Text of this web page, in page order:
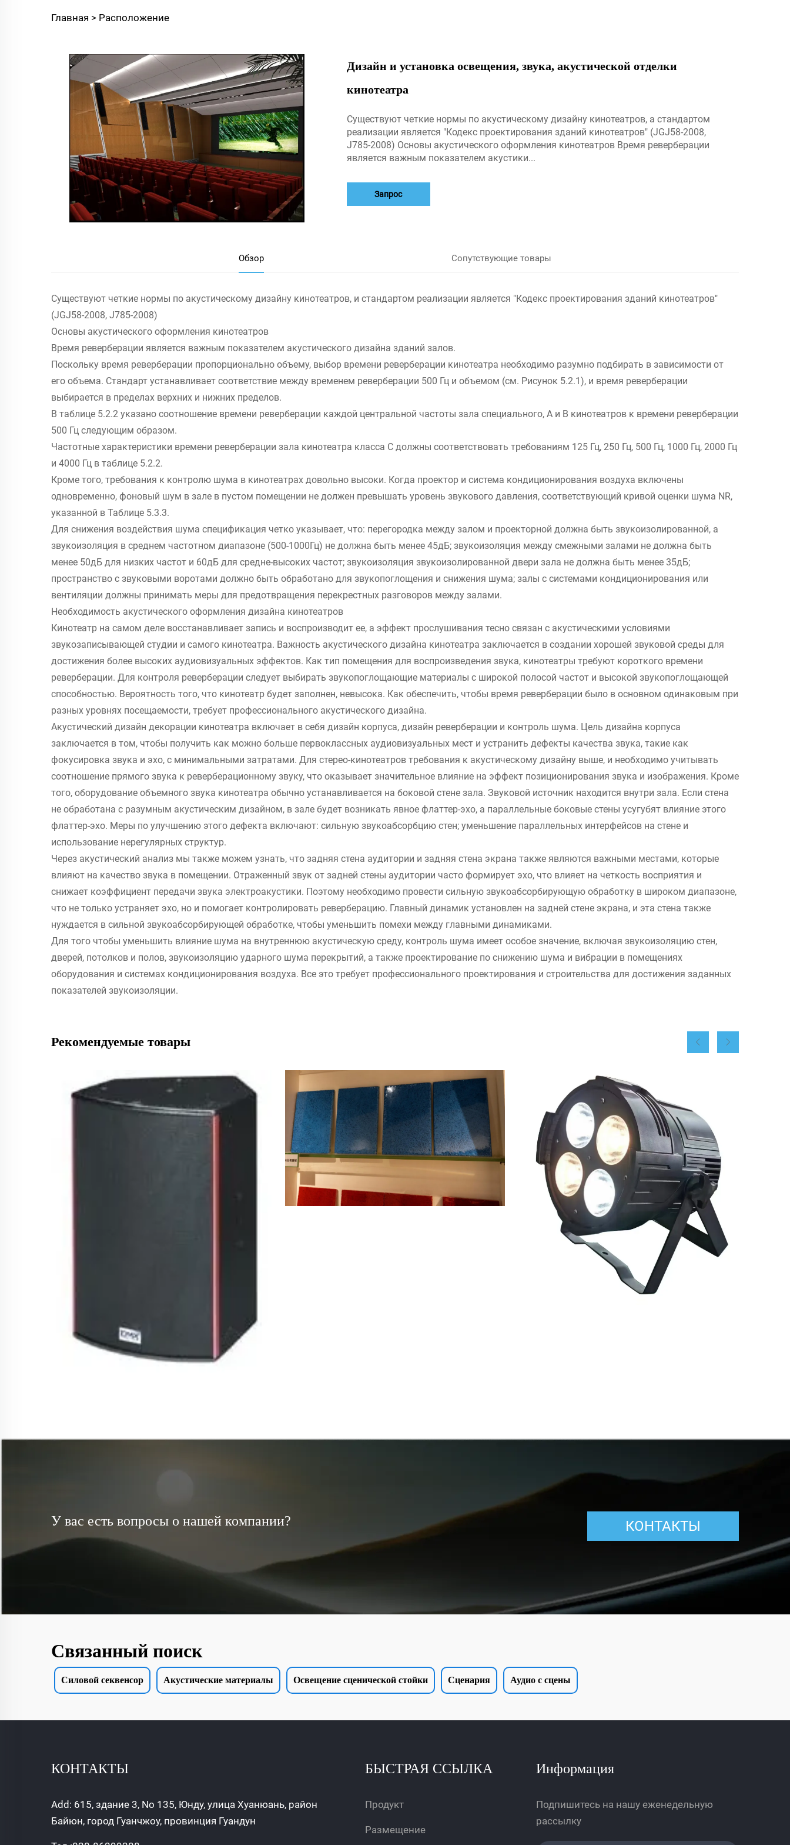
Главная > Расположение
Дизайн и установка освещения, звука, акустической отделки
кинотеатра
Существуют четкие нормы по акустическому дизайну кинотеатров, а стандартом
реализации является "Кодекс проектирования зданий кинотеатров" (JGJ58-2008,
J785-2008) Основы акустического оформления кинотеатров Время реверберации
является важным показателем акустики...
Запрос
Обзор Сопутствующие товары
Существуют четкие нормы по акустическому дизайну кинотеатров, и стандартом реализации является "Кодекс проектирования зданий кинотеатров"
(JGJ58-2008, J785-2008)
Основы акустического оформления кинотеатров
Время реверберации является важным показателем акустического дизайна зданий залов.
Поскольку время реверберации пропорционально объему, выбор времени реверберации кинотеатра необходимо разумно подбирать в зависимости от
его объема. Стандарт устанавливает соответствие между временем реверберации 500 Гц и объемом (см. Рисунок 5.2.1), и время реверберации
выбирается в пределах верхних и нижних пределов.
В таблице 5.2.2 указано соотношение времени реверберации каждой центральной частоты зала специального, A и B кинотеатров к времени реверберации
500 Гц следующим образом.
Частотные характеристики времени реверберации зала кинотеатра класса C должны соответствовать требованиям 125 Гц, 250 Гц, 500 Гц, 1000 Гц, 2000 Гц
и 4000 Гц в таблице 5.2.2.
Кроме того, требования к контролю шума в кинотеатрах довольно высоки. Когда проектор и система кондиционирования воздуха включены
одновременно, фоновый шум в зале в пустом помещении не должен превышать уровень звукового давления, соответствующий кривой оценки шума NR,
указанной в Таблице 5.3.3.
Для снижения воздействия шума спецификация четко указывает, что: перегородка между залом и проекторной должна быть звукоизолированной, а
звукоизоляция в среднем частотном диапазоне (500-1000Гц) не должна быть менее 45дБ; звукоизоляция между смежными залами не должна быть
менее 50дБ для низких частот и 60дБ для средне-высоких частот; звукоизоляция звукоизолированной двери зала не должна быть менее 35дБ;
пространство с звуковыми воротами должно быть обработано для звукопоглощения и снижения шума; залы с системами кондиционирования или
вентиляции должны принимать меры для предотвращения перекрестных разговоров между залами.
Необходимость акустического оформления дизайна кинотеатров
Кинотеатр на самом деле восстанавливает запись и воспроизводит ее, а эффект прослушивания тесно связан с акустическими условиями
звукозаписывающей студии и самого кинотеатра. Важность акустического дизайна кинотеатра заключается в создании хорошей звуковой среды для
достижения более высоких аудиовизуальных эффектов. Как тип помещения для воспроизведения звука, кинотеатры требуют короткого времени
реверберации. Для контроля реверберации следует выбирать звукопоглощающие материалы с широкой полосой частот и высокой звукопоглощающей
способностью. Вероятность того, что кинотеатр будет заполнен, невысока. Как обеспечить, чтобы время реверберации было в основном одинаковым при
разных уровнях посещаемости, требует профессионального акустического дизайна.
Акустический дизайн декорации кинотеатра включает в себя дизайн корпуса, дизайн реверберации и контроль шума. Цель дизайна корпуса
заключается в том, чтобы получить как можно больше первоклассных аудиовизуальных мест и устранить дефекты качества звука, такие как
фокусировка звука и эхо, с минимальными затратами. Для стерео-кинотеатров требования к акустическому дизайну выше, и необходимо учитывать
соотношение прямого звука к реверберационному звуку, что оказывает значительное влияние на эффект позиционирования звука и изображения. Кроме
того, оборудование объемного звука кинотеатра обычно устанавливается на боковой стене зала. Звуковой источник находится внутри зала. Если стена
не обработана с разумным акустическим дизайном, в зале будет возникать явное флаттер-эхо, а параллельные боковые стены усугубят влияние этого
флаттер-эхо. Меры по улучшению этого дефекта включают: сильную звукоабсорбцию стен; уменьшение параллельных интерфейсов на стене и
использование нерегулярных структур.
Через акустический анализ мы также можем узнать, что задняя стена аудитории и задняя стена экрана также являются важными местами, которые
влияют на качество звука в помещении. Отраженный звук от задней стены аудитории часто формирует эхо, что влияет на четкость восприятия и
снижает коэффициент передачи звука электроакустики. Поэтому необходимо провести сильную звукоабсорбирующую обработку в широком диапазоне,
что не только устраняет эхо, но и помогает контролировать реверберацию. Главный динамик установлен на задней стене экрана, и эта стена также
нуждается в сильной звукоабсорбирующей обработке, чтобы уменьшить помехи между главными динамиками.
Для того чтобы уменьшить влияние шума на внутреннюю акустическую среду, контроль шума имеет особое значение, включая звукоизоляцию стен,
дверей, потолков и полов, звукоизоляцию ударного шума перекрытий, а также проектирование по снижению шума и вибрации в помещениях
оборудования и системах кондиционирования воздуха. Все это требует профессионального проектирования и строительства для достижения заданных
показателей звукоизоляции.
Рекомендуемые товары
У вас есть вопросы о нашей компании? КОНТАКТЫ
Связанный поиск
Силовой секвенсор Акустические материалы Освещение сценической стойки Сценария Аудио с сцены
КОНТАКТЫ
Add: 615, здание 3, No 135, Юнду, улица Хуанюань, район
Байюн, город Гуанчжоу, провинция Гуандун
БЫСТРАЯ ССЫЛКА
Продукт
Размещение
Информация
Подпишитесь на нашу еженедельную
рассылку